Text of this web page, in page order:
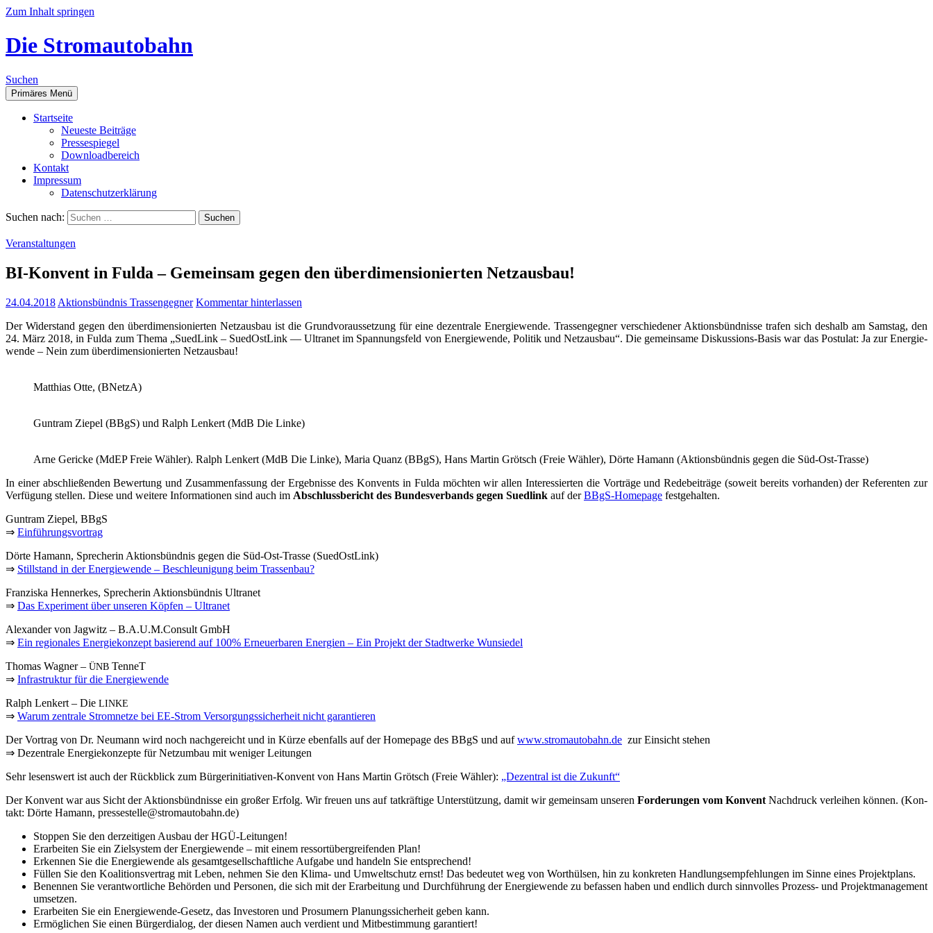
Zum Inhalt springen
Die Stromautobahn
Suchen
Primäres Menü
Start­sei­te
Neu­es­te Beiträge
Pres­se­spie­gel
Down­load­be­reich
Kon­takt
Impres­sum
Daten­schutz­er­klä­rung
Suchen nach:
Veranstaltungen
BI-Kon­vent in Ful­da – Gemein­sam gegen den über­di­men­sio­nier­ten Netzausbau!
24.04.2018 Aktionsbündnis Trassengegner Kommentar hinterlassen
Der Wider­stand gegen den über­di­men­sio­nier­ten Netz­aus­bau ist die Grund­vor­aus­set­zung für eine dezen­tra­le Ener­gie­wen­de. Tras­sen­geg­ner ver­schie­de­ner Akti­ons­bünd­nis­se tra­fen sich des­halb am Sams­tag, den
24. März 2018, in Ful­da zum The­ma „Sued­Link – Sued­Ost­Link — Ultra­net im Span­nungs­feld von Ener­gie­wen­de, Poli­tik und Netz­aus­bau“. Die gemein­sa­me Dis­kus­si­ons-Basis war das Pos­tu­lat: Ja zur Ener­gie­
wen­de – Nein zum über­di­men­sio­nier­ten Netzausbau!
Mat­thi­as Otte, (BNetzA)
Gun­tram Zie­pel (BBgS) und Ralph Len­kert (MdB Die Linke)
Arne Geri­cke (MdEP Freie Wäh­ler). Ralph Len­kert (MdB Die Lin­ke), Maria Quanz (BBgS), Hans Mar­tin Grötsch (Freie Wäh­ler), Dör­te Hamann (Akti­ons­bünd­nis gegen die Süd-Ost-Trasse)
In einer abschlie­ßen­den Bewer­tung und Zusam­men­fas­sung der Ergeb­nis­se des Kon­vents in Ful­da möch­ten wir allen Inter­es­sier­ten die Vor­trä­ge und Rede­bei­trä­ge (soweit bereits vor­han­den) der Refe­ren­ten zur
Ver­fü­gung stel­len. Die­se und wei­te­re Infor­ma­tio­nen sind auch im Abschluss­be­richt des Bun­des­ver­bands gegen Sued­link auf derBBgS-Home­page festgehalten.
Gun­tram Zie­pel, BBgS
⇒ Ein­füh­rungs­vor­trag
Dör­te Hamann, Spre­che­rin Akti­ons­bünd­nis gegen die Süd-Ost-Tras­se (Sued­Ost­Link)
⇒ Still­stand in der Ener­gie­wen­de – Beschleu­ni­gung beim Trassenbau?
Fran­zis­ka Hen­ner­kes, Spre­che­rin Akti­ons­bünd­nis Ultranet
⇒ Das Expe­ri­ment über unse­ren Köp­fen – Ultranet
Alex­an­der von Jag­witz – B.A.U.M.Consult GmbH
⇒ Ein regio­na­les Ener­gie­kon­zept basie­rend auf 100% Erneu­er­ba­ren Ener­gien – Ein Pro­jekt der Stadt­wer­ke Wunsiedel
Tho­mas Wag­ner – ÜNB TenneT
⇒ Infra­struk­tur für die Ener­gie­wen­de
Ralph Len­kert – Die LINKE
⇒ War­um zen­tra­le Strom­net­ze bei EE-Strom Ver­sor­gungs­si­cher­heit nicht garantieren
Der Vor­trag von Dr. Neu­mann wird noch nach­ge­reicht und in Kür­ze eben­falls auf der Home­page des BBgS und aufwww.stromautobahn.de zur Ein­sicht stehen
⇒ Dezen­tra­le Ener­gie­kon­zep­te für Netz­um­bau mit weni­ger Leitungen
Sehr lesens­wert ist auch der Rück­blick zum Bür­ger­initia­ti­ven-Kon­vent von Hans Mar­tin Grötsch (Freie Wäh­ler): „Dezen­tral ist die Zukunft“
Der Kon­vent war aus Sicht der Akti­ons­bünd­nis­se ein gro­ßer Erfolg. Wir freu­en uns auf tat­kräf­ti­ge Unter­stüt­zung, damit wir gemein­sam unse­ren For­de­run­gen vom Kon­ventNach­druck ver­lei­hen kön­nen. (Kon­
takt: Dör­te Hamann, pressestelle@stromautobahn.de)
Stop­pen Sie den der­zei­ti­gen Aus­bau der HGÜ-Leitungen!
Erar­bei­ten Sie ein Ziel­sys­tem der Ener­gie­wen­de – mit einem res­sort­über­grei­fen­den Plan!
Erken­nen Sie die Ener­gie­wen­de als gesamt­ge­sell­schaft­li­che Auf­ga­be und han­deln Sie entsprechend!
Fül­len Sie den Koali­ti­ons­ver­trag mit Leben, neh­men Sie den Kli­ma- und Umwelt­schutz ernst! Das bedeu­tet weg von Wort­hül­sen, hin zu kon­kre­ten Hand­lungs­emp­feh­lun­gen im Sin­ne eines Projektplans.
Benen­nen Sie ver­ant­wort­li­che Behör­den und Per­so­nen, die sich mit der Erar­bei­tung und Durch­füh­rung der Ener­gie­wen­de zu befas­sen haben und end­lich durch sinn­vol­les Pro­zess- und Pro­jekt­ma­nage­ment
umsetzen.
Erar­bei­ten Sie ein Ener­gie­wen­de-Gesetz, das Inves­to­ren und Pro­sumern Pla­nungs­si­cher­heit geben kann.
Ermög­li­chen Sie einen Bür­ger­dia­log, der die­sen Namen auch ver­dient und Mit­be­stim­mung garantiert!